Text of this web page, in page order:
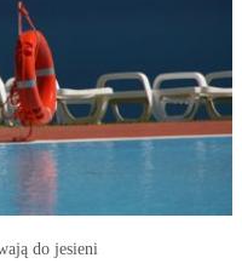
do jesieni